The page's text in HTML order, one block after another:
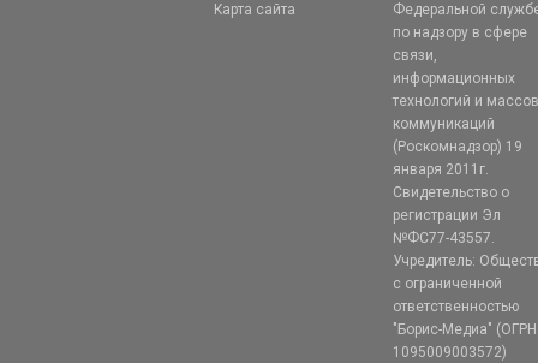
Карта сайта
Федеральной
по надзору в сфере
связи,
информационных
технологий и
коммуникаций
(Роскомнадзор) 19
января 2011г.
Свидетельство о
регистрации Эл
№ФС77-43557.
Учредитель:
с ограниченной
ответственностью
"Борис-Медиа" (ОГРН
1095009003572)